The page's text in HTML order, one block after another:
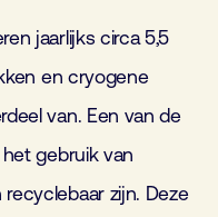
jaarlijks circa 5,5
en cryogene
van. Een van de
gebruik van
zijn. Deze